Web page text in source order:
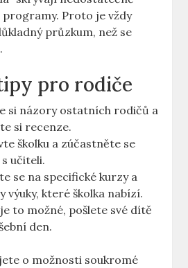
Proto je vždy
průzkum, než se
pro rodiče
si názory ostatních rodičů a
si recenze.
školku a zúčastněte se
učiteli.
se na specifické kurzy a
výuky, které školka nabízí.
to možné, pošlete své dítě
den.
o možnosti soukromé